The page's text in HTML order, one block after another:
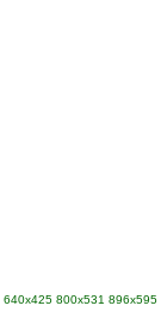
640x425 800x531 896x595